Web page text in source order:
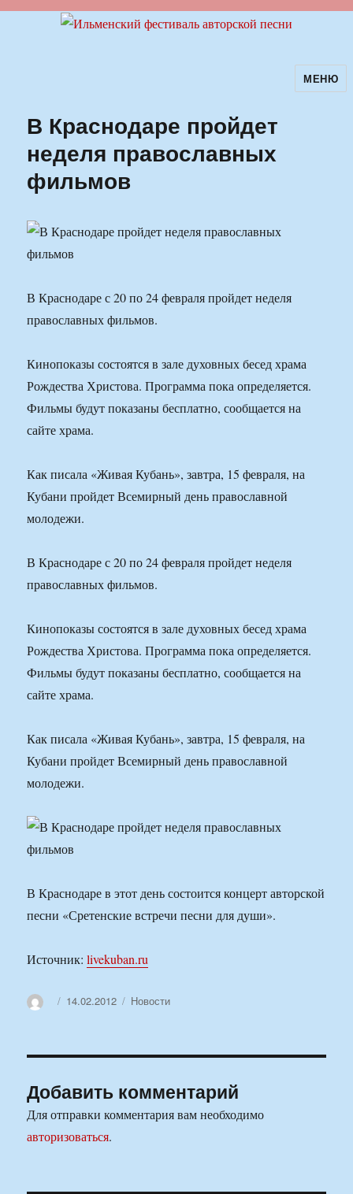
Ильменский фестиваль авторскойМЕНЮ
В Краснодаре пройдет
неделя православных
фильмов
В Краснодаре с 20 по 24 февраля пройдет неделя
православных фильмов.
Кинопоказы состоятся в зале духовных бесед храма
Рождества Христова. Программа пока определяется.
Фильмы будут показаны бесплатно, сообщается на
сайте храма.
Как писала «Живая Кубань», завтра, 15 февраля, на
Кубани пройдет Всемирный день православной
молодежи.
В Краснодаре с 20 по 24 февраля пройдет неделя
православных фильмов.
Кинопоказы состоятся в зале духовных бесед храма
Рождества Христова. Программа пока определяется.
Фильмы будут показаны бесплатно, сообщается на
сайте храма.
Как писала «Живая Кубань», завтра, 15 февраля, на
Кубани пройдет Всемирный день православной
молодежи.
В Краснодаре в этот день состоится концерт авторской
песни «Сретенские встречи песни для души».
Источник:livekuban.ru
АвторОпубликовано
14.02.2012 Рубрики
Новости
Добавить комментарий
Для отправки комментария вам необходимо
авторизоваться.